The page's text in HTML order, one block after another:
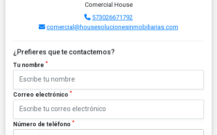
Comercial House
573026671792
comercial@housesolucionesinmobiliarias.com
¿Prefieres que te contactemos?
Tu nombre *
Correo electrónico *
Número de teléfono *